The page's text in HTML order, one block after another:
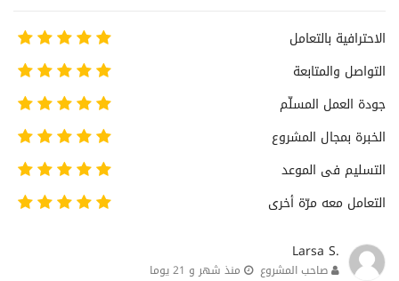
الاحترافية بالتعامل
التواصل والمتابعة
جودة العمل المسلّم
الخبرة بمجال المشروع
التسليم فى الموعد
التعامل معه مرّة أخرى
Larsa S.
صاحب المشروع منذ شهر و 21 يوما